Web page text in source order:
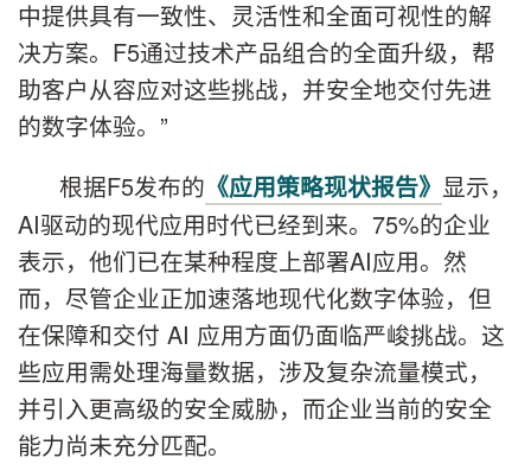
中提供具有一致性、灵活性和全面可视性的解
决方案。F5通过技术产品组合的全面升级，帮
助客户从容应对这些挑战，并安全地交付先进
的数字体验。”
根据F5发布的 《应用策略现状报告》 显示，
AI驱动的现代应用时代已经到来。75%的企业
表示，他们已在某种程度上部署AI应用。然
而，尽管企业正加速落地现代化数字体验，但
在保障和交付 AI 应用方面仍面临严峻挑战。这
些应用需处理海量数据，涉及复杂流量模式，
并引入更高级的安全威胁，而企业当前的安全
能力尚未充分匹配。